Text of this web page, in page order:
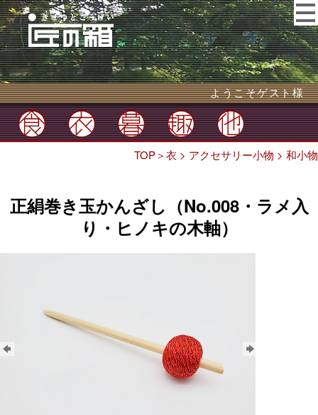
ようこそゲスト様
TOP＞衣 > アクセサリー小物 > 和小物
正絹巻き玉かんざし（No.008・ラメ入
り・ヒノキの木軸）